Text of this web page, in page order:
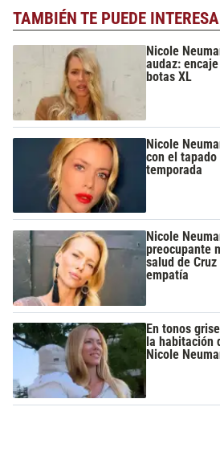
TAMBIÉN TE PUEDE
Nicole
audaz:
botas XL
Nicole
con el
temporada
Nicole
preocupante
salud de
empatía
En tonos
la habitación
Nicole